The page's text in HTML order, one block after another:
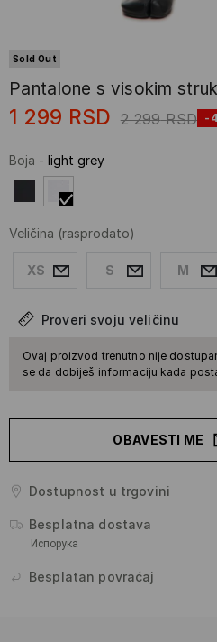
Sold Out
Pantalone s visokim
1 299 RSD 2 299 RSD -
Boja - light grey
Veličina (rasprodato)
XS S M
Proveri svoju veličinu
Ovaj proizvod trenutno nije
se da dobiješ informaciju kada
OBAVESTI ME
Dostupnost u trgovini
Besplatna dostava
Испорука
Besplatan povraćaj